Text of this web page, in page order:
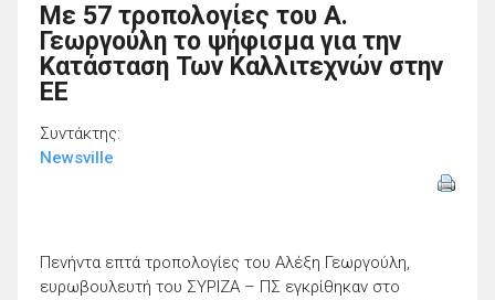
Με 57 τροπολογίες του Α.
Γεωργούλη το ψήφισμα για την
Κατάσταση Των Καλλιτεχνών στην
ΕΕ
Συντάκτης:
Newsville
Πενήντα επτά τροπολογίες του Αλέξη Γεωργούλη,
ευρωβουλευτή του ΣΥΡΙΖΑ – ΠΣ εγκρίθηκαν στο